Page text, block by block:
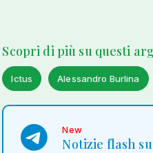
Scopri di più su questi
Ictus Alessandro Burlina
New
Notizie flash